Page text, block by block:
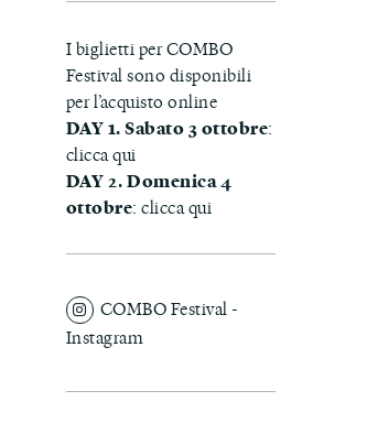
I biglietti per COMBO
Festival sono disponibili
per l’acquisto online
DAY 1. Sabato 3 ottobre:
clicca qui
DAY 2. Domenica 4
ottobre:clicca qui
COMBO Festival -
Instagram